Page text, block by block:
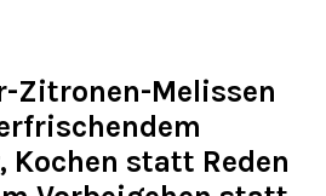
Zitronen-Melissen
Kochen statt Reden